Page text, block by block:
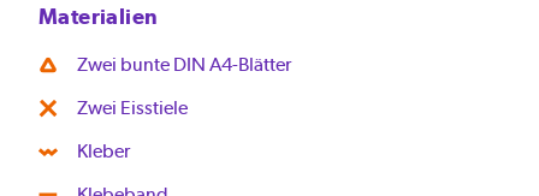
Materialien
Zwei bunte DIN A4-Blätter
Zwei Eisstiele
Kleber